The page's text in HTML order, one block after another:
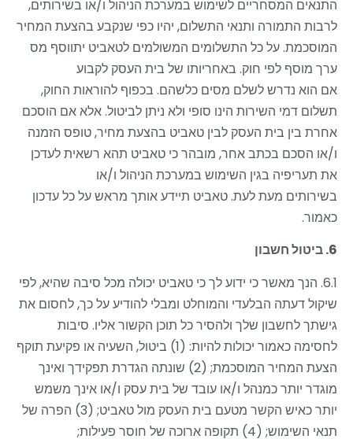
התנאים המסחריים לשימוש במערכת הניהול ו/או בשירותים,
לרבות התמורה ותנאי התשלום, יהיו כפי שנקבע בהצעת המחיר
המוסכמת. על כל התשלומים המשולמים לטאביט יתווסף מס
ערך מוסף לפי חוק. באחריותו של בית העסק לקבוע
אם הוא נדרש לשלם מסים כלשהם. בכפוף להוראות החוק,
תשלום דמי השירות הינו סופי ולא ניתן לביטול. אלא אם הוסכם
אחרת בין בית העסק לבין טאביט בהצעת מחיר, טופס הזמנה
ו/או הסכם בכתב אחר, מובהר כי טאביט תהא רשאית לעדכן
את תעריפיה בגין השימוש במערכת הניהול ו/או
בשירותים מעת לעת. טאביט תיידע אותך מראש על כל עדכון
כאמור.
6. ביטול חשבון
6.1. הנך מאשר כי ידוע לך כי טאביט יכולה מכל סיבה שהיא, לפי
שיקול דעתה הבלעדי והמוחלט ומבלי להודיע על כך, לחסום את
גישתך לחשבון שלך ולהסיר כל תוכן הקשור אליו. סיבות
לחסימה כאמור יכולות להיות: (1) ביטול, השעיה או פקיעת תוקף
הצעת המחיר המוסכמת; (2) שונתה הגדרת תפקידך ואינך
מוגדר יותר כמנהל ו/או עובד של בית עסק ו/או אינך משמש
יותר כאיש הקשר מטעם בית העסק מול טאביט; (3) הפרה של
תנאי השימוש; (4) תקופה ארוכה של חוסר פעילות
;